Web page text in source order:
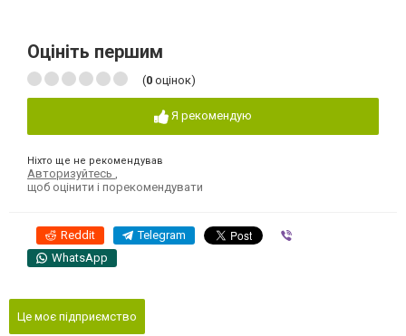
Оцініть першим
(0 оцінок)
Я рекомендую
Ніхто ще не рекомендував
Авторизуйтесь
щоб оцінити і порекомендувати
Reddit Telegram
WhatsApp
Це моє підприємство